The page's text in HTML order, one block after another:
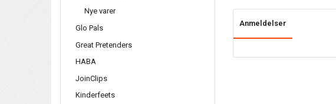
Nye varer
Glo Pals
Great Pretenders
HABA
JoinClips
Kinderfeets
Anmeldelser